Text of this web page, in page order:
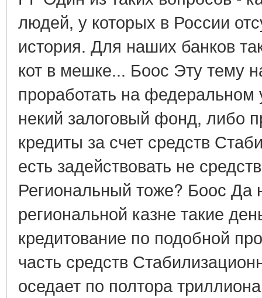
людей, у которых в России
история. Для наших банков
кот в мешке... Боос Эту тему
проработать на федеральном
некий залоговый фонд, либо
кредиты за счет средств
есть задействовать не
Региональный тоже? Боос Да
региональной казне такие
кредитование по подобной
часть средств
оседает по полтора